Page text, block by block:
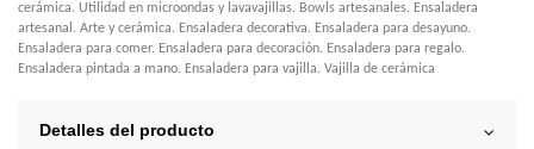
cerámica. Utilidad en microondas y lavavajillas. Bowls artesanales. Ensaladera
artesanal. Arte y cerámica. Ensaladera decorativa. Ensaladera para desayuno.
Ensaladera para comer. Ensaladera para decoración. Ensaladera para regalo.
Ensaladera pintada a mano. Ensaladera para vajilla. Vajilla de cerámica
Detalles del producto